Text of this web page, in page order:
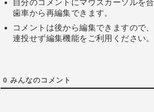
自分のコメントにマウスカーソルを
歯車から再編集できます。
コメントは後から編集できますので
連投せず編集機能をご利用ください。
0 みんなのコメント